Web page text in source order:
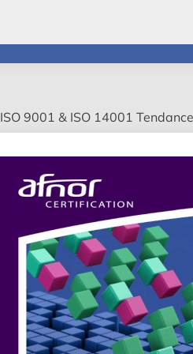
ISO 9001 & ISO 14001